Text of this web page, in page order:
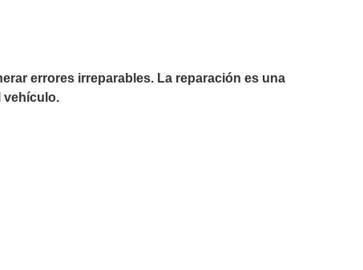
errores irreparables. La reparación es una
vehículo.